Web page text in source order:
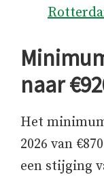
naar
Het
2026 van
een stijging